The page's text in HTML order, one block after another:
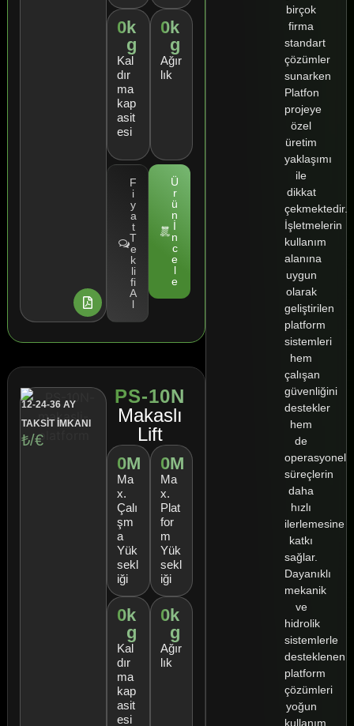
0k
g
Kal
dır
ma
kap
asit
esi
0k
g
Ağır
lık
F
i
y
a
t
T
e
k
li
fi
A
l
Ü
r
ü
n
İ
n
c
e
l
e
12-24-36 AY
TAKSİT İMKANI
₺/€
PS-10N
Makaslı
Lift
0M
Ma
x.
Çalı
şm
a
Yük
sekl
iği
0M
Ma
x.
Plat
for
m
Yük
sekl
iği
0k
g
Kal
dır
ma
kap
asit
esi
0k
g
Ağır
lık
birçok
firma
standart
çözümler
sunarken
Platfon
projeye
özel
üretim
yaklaşımı
ile
dikkat
çekmektedir.
İşletmelerin
kullanım
alanına
uygun
olarak
geliştirilen
platform
sistemleri
hem
çalışan
güvenliğini
destekler
hem
de
operasyonel
süreçlerin
daha
hızlı
ilerlemesine
katkı
sağlar.
Dayanıklı
mekanik
ve
hidrolik
sistemlerle
desteklenen
platform
çözümleri
yoğun
kullanım